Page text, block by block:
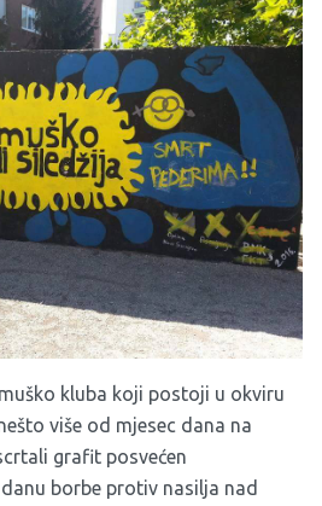
kluba koji postoji u okviru
više od mjesec dana na
grafit posvećen
borbe protiv nasilja nad